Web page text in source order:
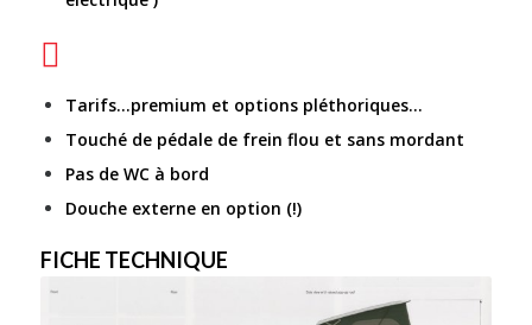
Tarifs…premium et options pléthoriques…
Touché de pédale de frein flou et sans mordant
Pas de WC à bord
Douche externe en option (!)
FICHE TECHNIQUE